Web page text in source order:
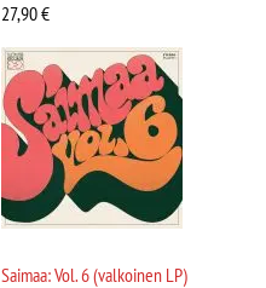
27,90€
Saimaa: Vol. 6 (valkoinen LP)